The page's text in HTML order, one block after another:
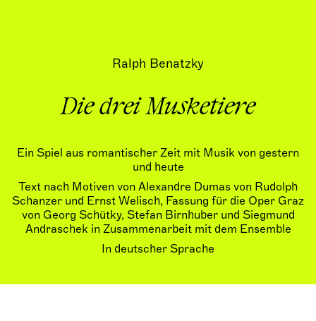
Ralph Benatzky
Die drei Musketiere
Ein Spiel aus romantischer Zeit mit Musik von gestern
und heute
Text nach Motiven von Alexandre Dumas von Rudolph
Schanzer und Ernst Welisch, Fassung für die Oper Graz
von Georg Schütky, Stefan Birnhuber und Siegmund
Andraschek in Zusammenarbeit mit dem Ensemble
In deutscher Sprache